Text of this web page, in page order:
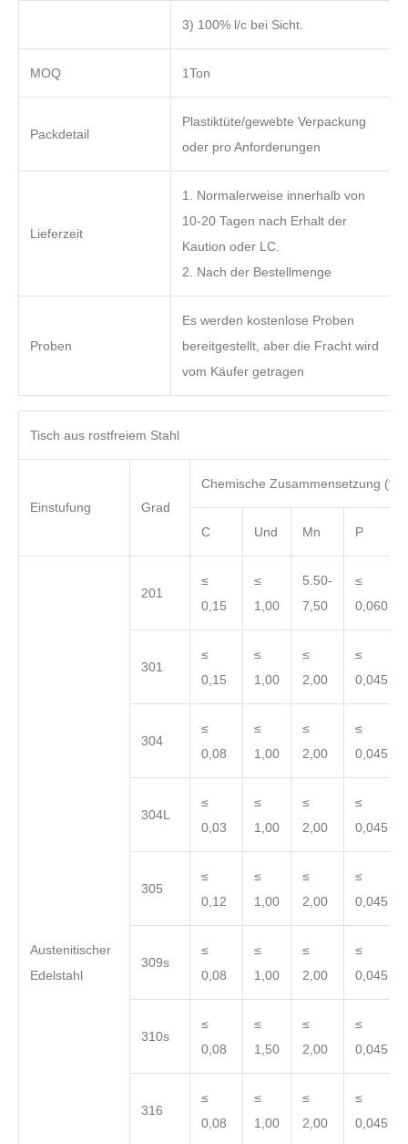
3) 100% l/c bei Sicht.
MOQ 1Ton
Packdetail
Plastiktüte/gewebte Verpackung
oder pro Anforderungen
Lieferzeit
1. Normalerweise innerhalb von
10-20 Tagen nach Erhalt der
Kaution oder LC.
2. Nach der Bestellmenge
Proben
Es werden kostenlose Proben
bereitgestellt, aber die Fracht wird
vom Käufer getragen
Tisch aus rostfreiem Stahl
Einstufung Grad
Chemische Zusammensetzung (%)
C Und Mn P
Austenitischer
Edelstahl
201
≤
0,15
≤
1,00
5.50-
7,50
≤
0,060
301
≤
0,15
≤
1,00
≤
2,00
≤
0,045
304
≤
0,08
≤
1,00
≤
2,00
≤
0,045
304L
≤
0,03
≤
1,00
≤
2,00
≤
0,045
305
≤
0,12
≤
1,00
≤
2,00
≤
0,045
309s
≤
0,08
≤
1,00
≤
2,00
≤
0,045
310s
≤
0,08
≤
1,50
≤
2,00
≤
0,045
316
≤
0,08
≤
1,00
≤
2,00
≤
0,045